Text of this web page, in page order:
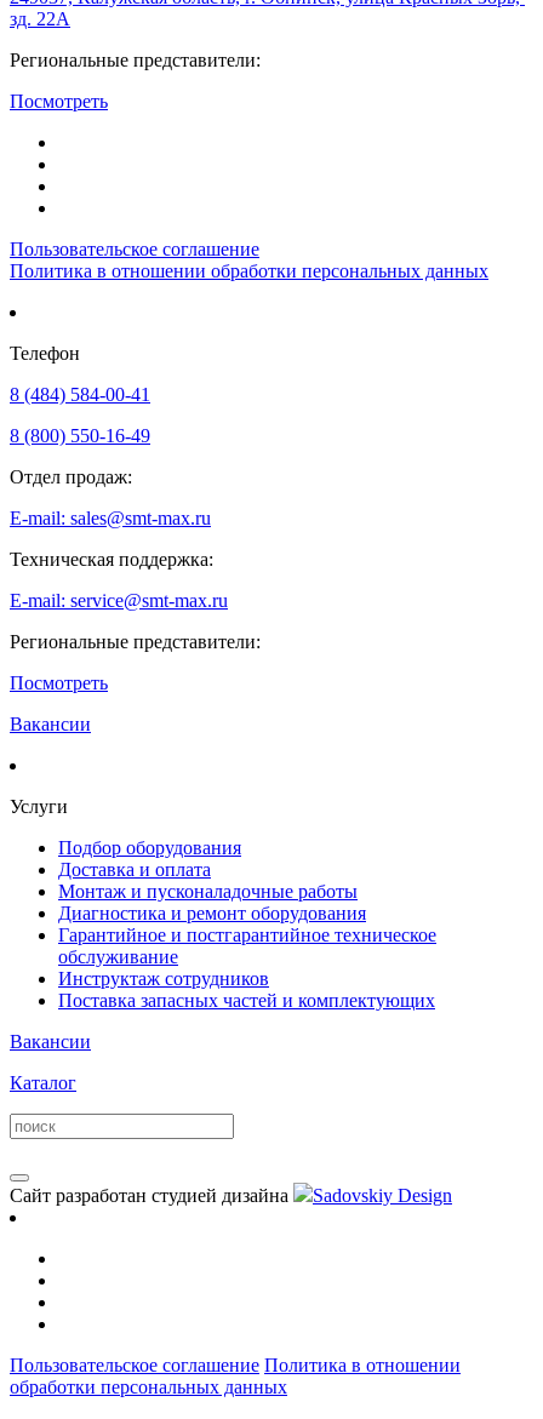
зд. 22А
Региональные представители:
Посмотреть
Пользовательское соглашение
Политика в отношении обработки персональных данных
Телефон
8 (484) 584-00-41
8 (800) 550-16-49
Отдел продаж:
E-mail: sales@smt-max.ru
Техническая поддержка:
E-mail: service@smt-max.ru
Региональные представители:
Посмотреть
Вакансии
Услуги
Подбор оборудования
Доставка и оплата
Монтаж и пусконаладочные работы
Диагностика и ремонт оборудования
Гарантийное и постгарантийное техническое
обслуживание
Инструктаж сотрудников
Поставка запасных частей и комплектующих
Вакансии
Каталог
Сайт разработан студией дизайна Sadovskiy Design
Пользовательское соглашение Политика в отношении
обработки персональных данных